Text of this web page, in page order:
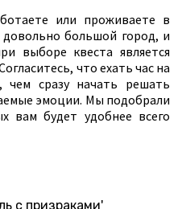
или проживаете в
большой город, и
выборе квеста является
что ехать час на
чем сразу начать решать
эмоции. Мы подобрали
вам будет удобнее всего